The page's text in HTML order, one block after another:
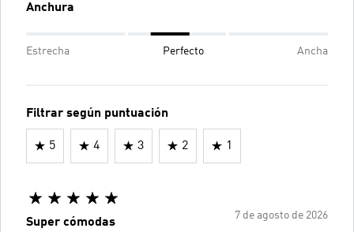
Anchura
Estrecha Perfecto Ancha
Filtrar según puntuación
5 4 3 2 1
7 de agosto de 2026
Super cómodas